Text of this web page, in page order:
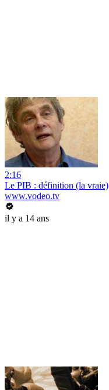
2:16
Le PIB : définition (la vraie)
www.vodeo.tv
il y a 14 ans